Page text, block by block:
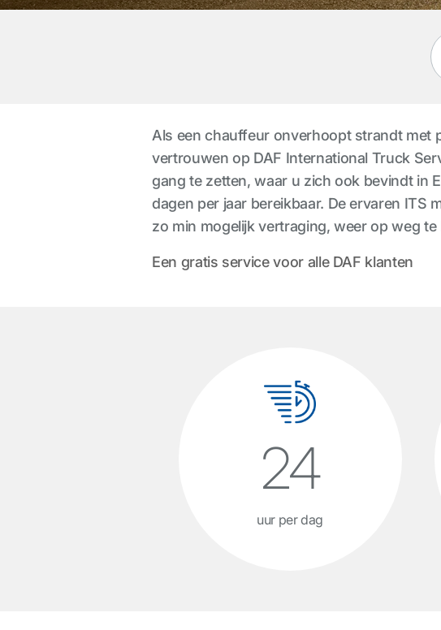
Als een chauffeur onverhoopt strandt met
vertrouwen op DAF International Truck
gang te zetten, waar u zich ook bevindt in
dagen per jaar bereikbaar. De ervaren ITS
zo min mogelijk vertraging, weer op weg te
Een gratis service voor alle DAF klanten
24
uur per dag